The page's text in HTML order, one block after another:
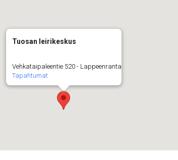
Tuosan leirikeskus
Vehkataipaleentie 520 - Lappeenranta
Tapahtumat